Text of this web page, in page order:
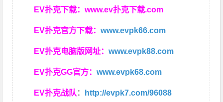
EV扑克下载：www.ev扑克下载.com
EV扑克官方下载：www.evpk66.com
EV扑克电脑版网址：www.evpk88.com
EV扑克GG官方：www.evpk68.com
EV扑克战队 ： http://evpk7.com/96088